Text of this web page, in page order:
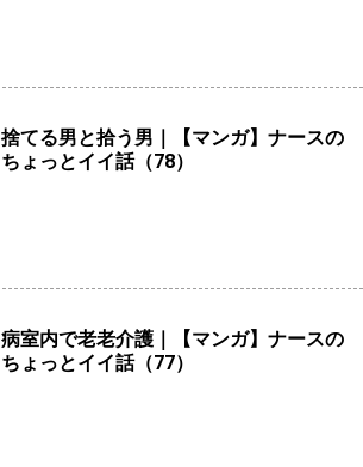
捨てる男と拾う男｜【マンガ】ナースの
ちょっとイイ話（78）
病室内で老老介護｜【マンガ】ナースの
ちょっとイイ話（77）